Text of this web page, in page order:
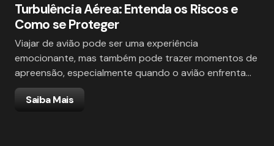
Turbulência Aérea: Entenda os Riscos e
Como se Proteger
Viajar de avião pode ser uma experiência
emocionante, mas também pode trazer momentos de
apreensão, especialmente quando o avião enfrenta…
Saiba Mais